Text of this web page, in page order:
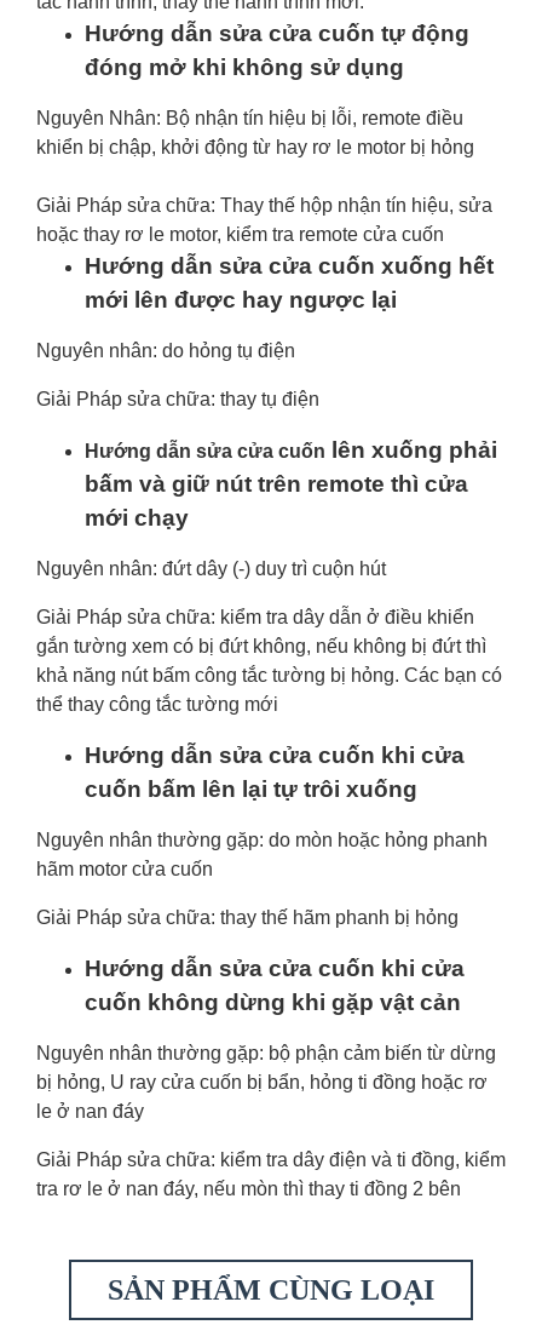
Hướng dẫn sửa cửa cuốn tự động
đóng mở khi không sử dụng
Nguyên Nhân: Bộ nhận tín hiệu bị lỗi, remote điều
khiển bị chập, khởi động từ hay rơ le motor bị hỏng
Giải Pháp sửa chữa: Thay thế hộp nhận tín hiệu, sửa
hoặc thay rơ le motor, kiểm tra remote cửa cuốn
Hướng dẫn sửa cửa cuốn xuống hết
mới lên được hay ngược lại
Nguyên nhân: do hỏng tụ điện
Giải Pháp sửa chữa: thay tụ điện
Hướng dẫn sửa cửa cuốn
lên xuống phải
bấm và giữ nút trên remote thì cửa
mới chạy
Nguyên nhân: đứt dây (-) duy trì cuộn hút
Giải Pháp sửa chữa: kiểm tra dây dẫn ở điều khiển
gắn tường xem có bị đứt không, nếu không bị đứt thì
khả năng nút bấm công tắc tường bị hỏng. Các bạn có
thể thay công tắc tường mới
Hướng dẫn sửa cửa cuốn khi cửa
cuốn bấm lên lại tự trôi xuống
Nguyên nhân thường gặp: do mòn hoặc hỏng phanh
hãm motor cửa cuốn
Giải Pháp sửa chữa: thay thế hãm phanh bị hỏng
Hướng dẫn sửa cửa cuốn khi cửa
cuốn không dừng khi gặp vật cản
Nguyên nhân thường gặp: bộ phận cảm biến từ dừng
bị hỏng, U ray cửa cuốn bị bẩn, hỏng ti đồng hoặc rơ
le ở nan đáy
Giải Pháp sửa chữa: kiểm tra dây điện và ti đồng, kiểm
tra rơ le ở nan đáy, nếu mòn thì thay ti đồng 2 bên
SẢN PHẨM CÙNG LOẠI